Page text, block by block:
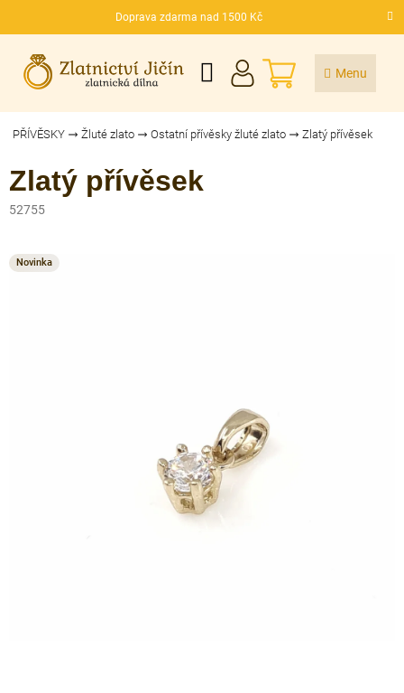
Doprava zdarma nad 1500 Kč
CZK
NÁKUPNÍ
KOŠÍK
PŘÍVĚSKY Žluté zlato Ostatní přívěsky žluté zlato Zlatý přívěsek
Zlatý přívěsek
52755
Novinka